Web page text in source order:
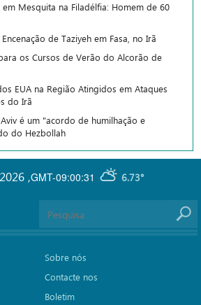
Mesquita na Filadélfia: Homem de 60
de Taziyeh em Fasa, no Irã
os Cursos de Verão do Alcorão de
EUA na Região Atingidos em Ataques
do Irã
é um "acordo de humilhação e
do Hezbollah
GMT-09:00:31 6.73°
,
Sobre nós
Contacte nos
Boletim